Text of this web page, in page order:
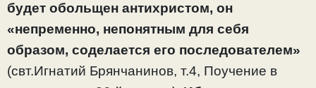
будет обольщен антихристом, он
«непременно, непонятным для себя
образом, соделается его последователем»
(свт.Игнатий Брянчанинов, т.4, Поучение в